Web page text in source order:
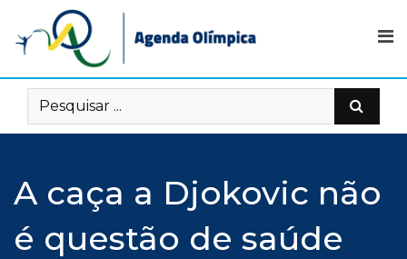
content
A caça a Djokovic não
é questão de saúde